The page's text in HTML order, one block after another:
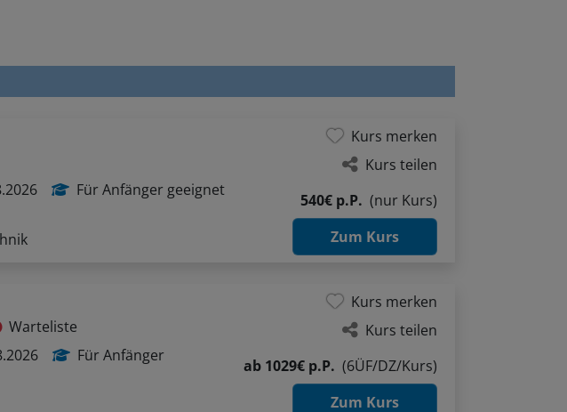
Für Anfänger geeignet
Kurs merken
Kurs teilen
540€ p.P. (nur Kurs)
Zum Kurs
Warteliste
Für Anfänger
Kurs merken
Kurs teilen
ab 1029€ p.P. (6ÜF/DZ/Kurs)
Zum Kurs